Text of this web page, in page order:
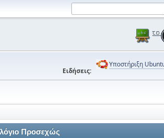
Ειδήσεις:
Υποστήριξη
Προσεχώς